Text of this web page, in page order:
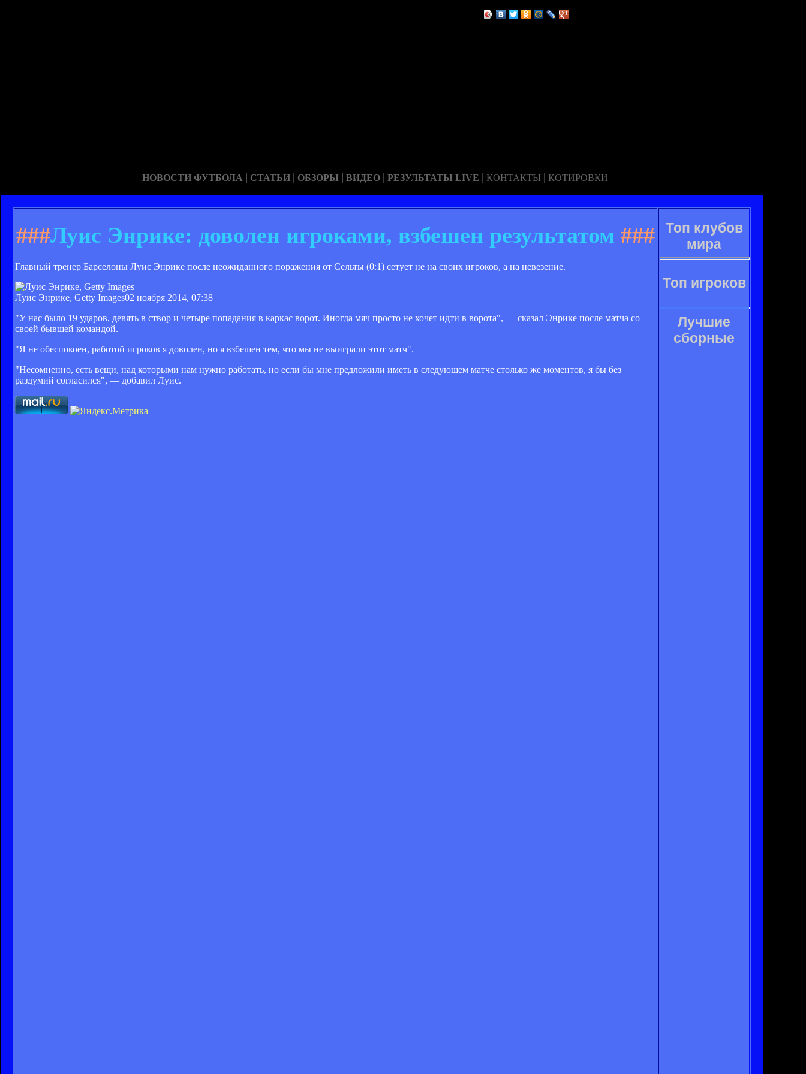
НОВОСТИ ФУТБОЛА | СТАТЬИ | ОБЗОРЫ | ВИДЕО | РЕЗУЛЬТАТЫ LIVE | КОНТАКТЫ | КОТИРОВКИ
###Луис Энрике: доволен игроками, взбешен результатом ###
Главный тренер Барселоны Луис Энрике после неожиданного поражения от Сельты (0:1) сетует не на своих игроков, а на невезение.
Луис Энрике, Getty Images02 ноября 2014, 07:38
"У нас было 19 ударов, девять в створ и четыре попадания в каркас ворот. Иногда мяч просто не хочет идти в ворота", — сказал Энрике после матча со
своей бывшей командой.
"Я не обеспокоен, работой игроков я доволен, но я взбешен тем, что мы не выиграли этот матч".
"Несомненно, есть вещи, над которыми нам нужно работать, но если бы мне предложили иметь в следующем матче столько же моментов, я бы без
раздумий согласился", — добавил Луис.
Топ клубов
мира
Топ игроков
Лучшие
сборные